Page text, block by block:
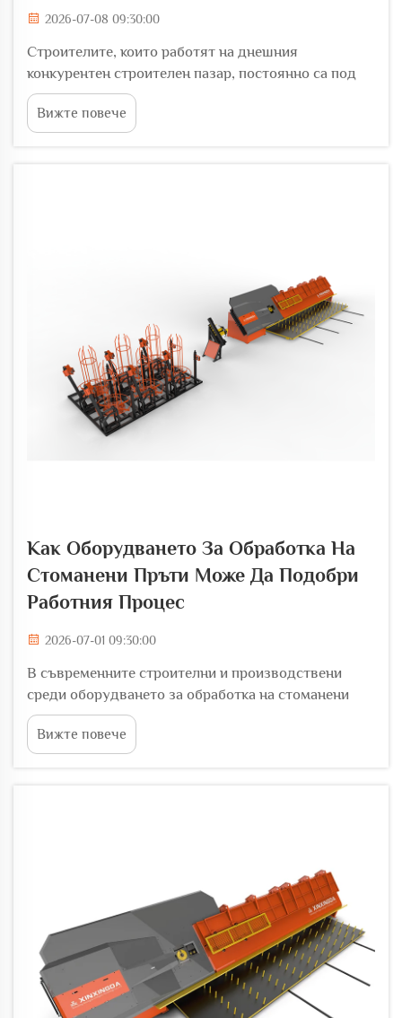
2026-07-08 09:30:00
Строителите, които работят на днешния
конкурентен строителен пазар, постоянно са под
натиск да изграждат по-здрави конструкции по-
бързо и по-икономично. Оборудването за
обработка на стоманени пръти се е превърнало в
Вижте повече
Как Оборудването За Обработка На
Стоманени Пръти Може Да Подобри
Работния Процес
2026-07-01 09:30:00
В съвременните строителни и производствени
среди оборудването за обработка на стоманени
пръти е станало основен фактор за оперативната
ефективност. Независимо дали става въпрос за
големи инфраструктурни проекти или за средно
Вижте повече